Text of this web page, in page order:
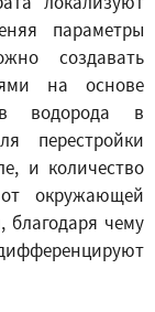
параметры
создавать
на основе
водорода в
перестройки
и количество
окружающей
благодаря чему